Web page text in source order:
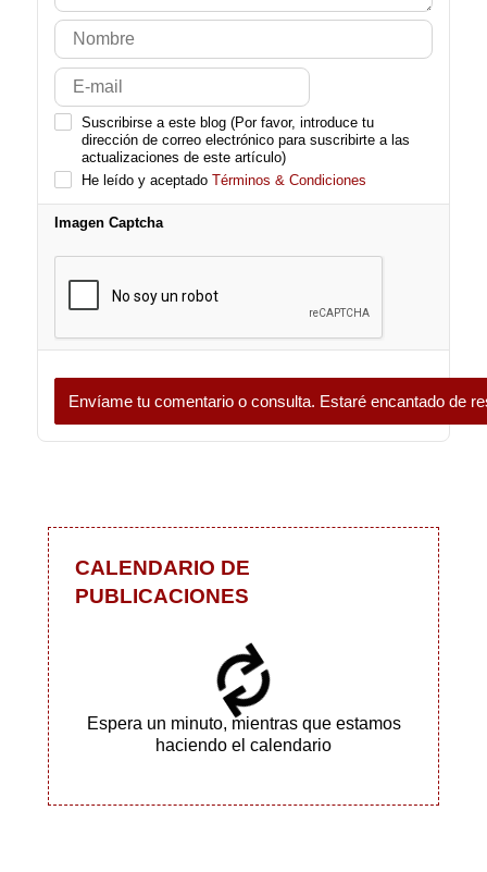
Suscribirse a este blog (Por favor, introduce tu
dirección de correo electrónico para suscribirte a las
actualizaciones de este artículo)
He leído y aceptado Términos & Condiciones
Imagen Captcha
Envíame tu comentario o consulta. Estaré encantado de
CALENDARIO DE
PUBLICACIONES
Espera un minuto, mientras que estamos
haciendo el calendario